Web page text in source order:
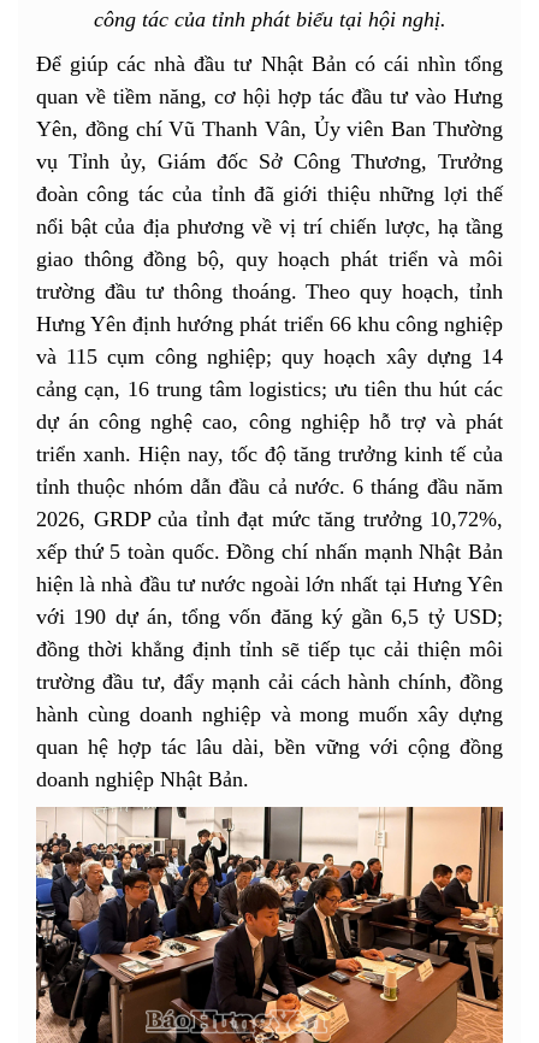
công tác của tỉnh phát biểu tại hội nghị.
Để giúp các nhà đầu tư Nhật Bản có cái nhìn tổng
quan về tiềm năng, cơ hội hợp tác đầu tư vào Hưng
Yên, đồng chí Vũ Thanh Vân, Ủy viên Ban Thường
vụ Tỉnh ủy, Giám đốc Sở Công Thương, Trưởng
đoàn công tác của tỉnh đã giới thiệu những lợi thế
nổi bật của địa phương về vị trí chiến lược, hạ tầng
giao thông đồng bộ, quy hoạch phát triển và môi
trường đầu tư thông thoáng. Theo quy hoạch, tỉnh
Hưng Yên định hướng phát triển 66 khu công nghiệp
và 115 cụm công nghiệp; quy hoạch xây dựng 14
cảng cạn, 16 trung tâm logistics; ưu tiên thu hút các
dự án công nghệ cao, công nghiệp hỗ trợ và phát
triển xanh. Hiện nay, tốc độ tăng trưởng kinh tế của
tỉnh thuộc nhóm dẫn đầu cả nước. 6 tháng đầu năm
2026, GRDP của tỉnh đạt mức tăng trưởng 10,72%,
xếp thứ 5 toàn quốc. Đồng chí nhấn mạnh Nhật Bản
hiện là nhà đầu tư nước ngoài lớn nhất tại Hưng Yên
với 190 dự án, tổng vốn đăng ký gần 6,5 tỷ USD;
đồng thời khẳng định tỉnh sẽ tiếp tục cải thiện môi
trường đầu tư, đẩy mạnh cải cách hành chính, đồng
hành cùng doanh nghiệp và mong muốn xây dựng
quan hệ hợp tác lâu dài, bền vững với cộng đồng
doanh nghiệp Nhật Bản.